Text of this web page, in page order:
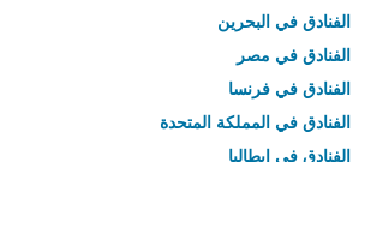
الفنادق في البحرين
الفنادق في مصر
الفنادق في فرنسا
الفنادق في المملكة المتحدة
الفنادق في إيطاليا